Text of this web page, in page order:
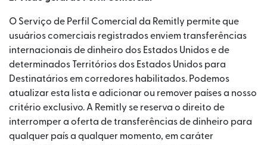
O Serviço de Perfil Comercial da Remitly permite que
usuários comerciais registrados enviem transferências
internacionais de dinheiro dos Estados Unidos e de
determinados Territórios dos Estados Unidos para
Destinatários em corredores habilitados. Podemos
atualizar esta lista e adicionar ou remover países a nosso
critério exclusivo. A Remitly se reserva o direito de
interromper a oferta de transferências de dinheiro para
qualquer país a qualquer momento, em caráter